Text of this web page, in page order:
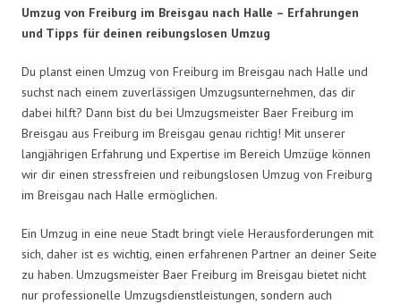
Umzug von Freiburg im Breisgau nach Halle – Erfahrungen
und Tipps für deinen reibungslosen Umzug
Du planst einen Umzug von Freiburg im Breisgau nach Halle und
suchst nach einem zuverlässigen Umzugsunternehmen, das dir
dabei hilft? Dann bist du bei Umzugsmeister Baer Freiburg im
Breisgau aus Freiburg im Breisgau genau richtig! Mit unserer
langjährigen Erfahrung und Expertise im Bereich Umzüge können
wir dir einen stressfreien und reibungslosen Umzug von Freiburg
im Breisgau nach Halle ermöglichen.
Ein Umzug in eine neue Stadt bringt viele Herausforderungen mit
sich, daher ist es wichtig, einen erfahrenen Partner an deiner Seite
zu haben. Umzugsmeister Baer Freiburg im Breisgau bietet nicht
nur professionelle Umzugsdienstleistungen, sondern auch